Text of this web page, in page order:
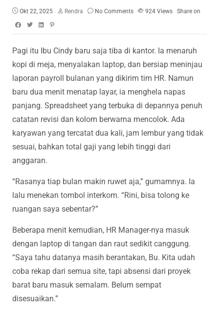
Okt 22, 2025 Rendra No Comments 924 Views Share on
Pagi itu Ibu Cindy baru saja tiba di kantor. Ia menaruh
kopi di meja, menyalakan laptop, dan bersiap meninjau
laporan payroll bulanan yang dikirim tim HR. Namun
baru dua menit menatap layar, ia menghela napas
panjang. Spreadsheet yang terbuka di depannya penuh
catatan revisi dan kolom berwarna mencolok. Ada
karyawan yang tercatat dua kali, jam lembur yang tidak
sesuai, bahkan total gaji yang lebih tinggi dari
anggaran.
“Rasanya tiap bulan makin ruwet aja,” gumamnya. Ia
lalu menekan tombol interkom. “Rini, bisa tolong ke
ruangan saya sebentar?”
Beberapa menit kemudian, HR Manager-nya masuk
dengan laptop di tangan dan raut sedikit canggung.
“Saya tahu datanya masih berantakan, Bu. Kita udah
coba rekap dari semua site, tapi absensi dari proyek
barat baru masuk semalam. Belum sempat
disesuaikan.”